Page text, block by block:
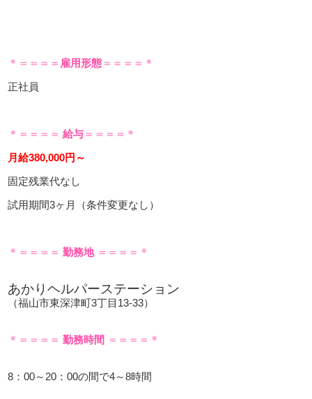
＊＝＝＝＝ 雇用形態＝＝＝＝＊
正社員
＊＝＝＝＝ 給与＝＝＝＝＊
月給380,000円～
固定残業代なし
試用期間3ヶ月（条件変更なし）
＊＝＝＝＝ 勤務地 ＝＝＝＝＊
あかりヘルパーステーション
（福山市東深津町3丁目13-33）
＊＝＝＝＝ 勤務時間 ＝＝＝＝＊
8：00～20：00の間で4～8時間